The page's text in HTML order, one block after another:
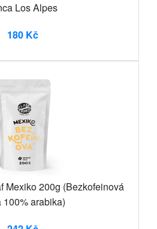
Los Alpes
180 Kč
Mexiko 200g (Bezkofeinová
100% arabika)